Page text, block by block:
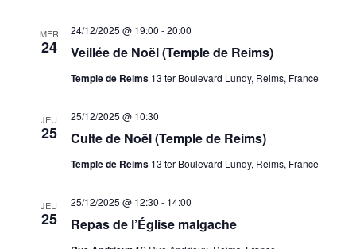
MER
24 Veillée de Noël (Temple de Reims)
24/12/2025 @ 19:00 -20:00
Temple de Reims 13 ter Boulevard Lundy, Reims, France
JEU
25 Culte de Noël (Temple de Reims)
25/12/2025 @ 10:30
Temple de Reims 13 ter Boulevard Lundy, Reims, France
JEU
25 Repas de l’Église malgache
25/12/2025 @ 12:30 - 14:00